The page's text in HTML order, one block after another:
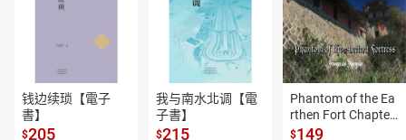
钱边续琐【電子
書】
$205
我与南水北调【電
子書】
$215
Phantom of the Ea
rthen Fort Chapter
4【有聲書】
$149